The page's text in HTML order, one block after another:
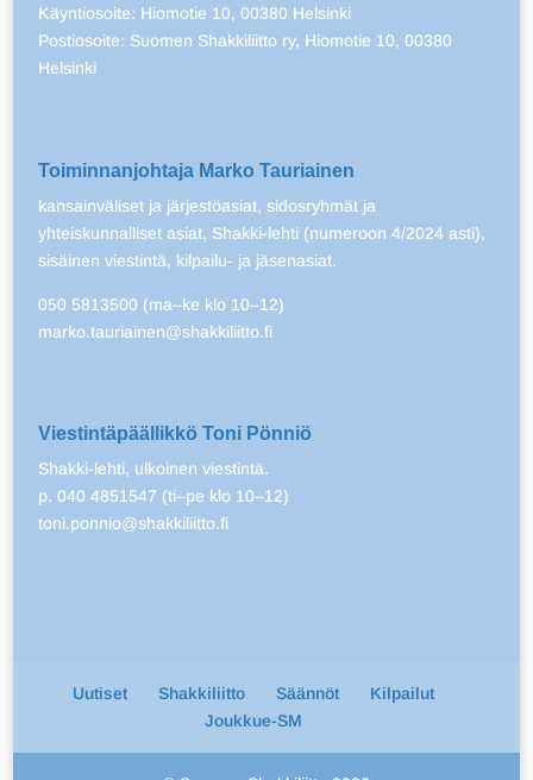
Käyntiosoite: Hiomotie 10, 00380 Helsinki
Postiosoite: Suomen Shakkiliitto ry, Hiomotie 10, 00380
Helsinki
Toiminnanjohtaja Marko Tauriainen
kansainväliset ja järjestöasiat, sidosryhmät ja
yhteiskunnalliset asiat, Shakki-lehti (numeroon 4/2024 asti),
sisäinen viestintä, kilpailu- ja jäsenasiat.
050 5813500 (ma–ke klo 10–12)
marko.tauriainen@shakkiliitto.fi
Viestintäpäällikkö Toni Pönniö
Shakki-lehti, ulkoinen viestintä.
p. 040 4851547 (ti–pe klo 10–12)
toni.ponnio@shakkiliitto.fi
Uutiset Shakkiliitto Säännöt
Kilpailut
Joukkue-SM